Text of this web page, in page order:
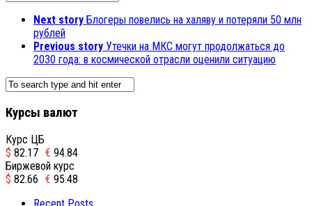
Next story Блогеры повелись на халяву и потеряли 50 млн
рублей
Previous story Утечки на МКС могут продолжаться до
2030 года: в космической отрасли оценили ситуацию
Курсы валют
Курс ЦБ
$ 82.17 € 94.84
Биржевой курс
$ 82.66 € 95.48